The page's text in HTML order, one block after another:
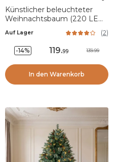
Künstlicher beleuchteter
Weihnachtsbaum (220 LED)
Auf Lager (2)
-14% 119.99 139.99
In den Warenkorb